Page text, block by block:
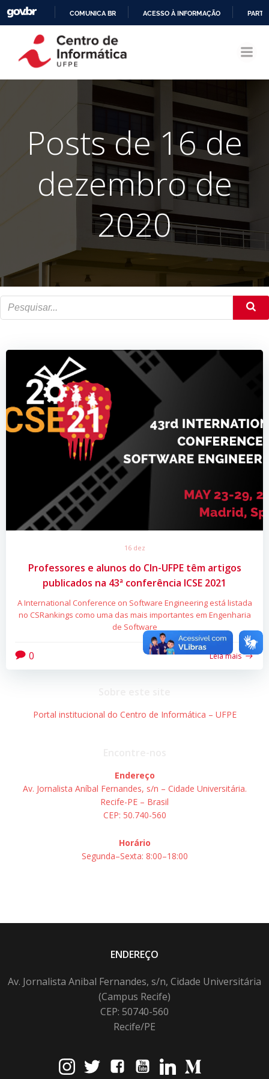
CONTEÚDO
COMUNICA BR ACESSO À INFORMAÇÃO
Posts de 16 de
dezembro de
2020
16 dez
Professores e alunos do CIn-UFPE têm artigos
publicados na 43ª conferência ICSE 2021
A International Conference on Software Engineering está listada
no CSRankings como uma das mais importantes em Engenharia
de Software
0 Leia mais
Portal institucional do Centro de Informática – UFPE
Endereço
Av. Jornalista Aníbal Fernandes, s/n – Cidade Universitária.
Recife-PE – Brasil
CEP: 50.740-560
Horário
Segunda–Sexta: 8:00–18:00
ENDEREÇO
Av. Jornalista Anibal Fernandes, s/n, Cidade Universitária
(Campus Recife)
CEP: 50740-560
Recife/PE